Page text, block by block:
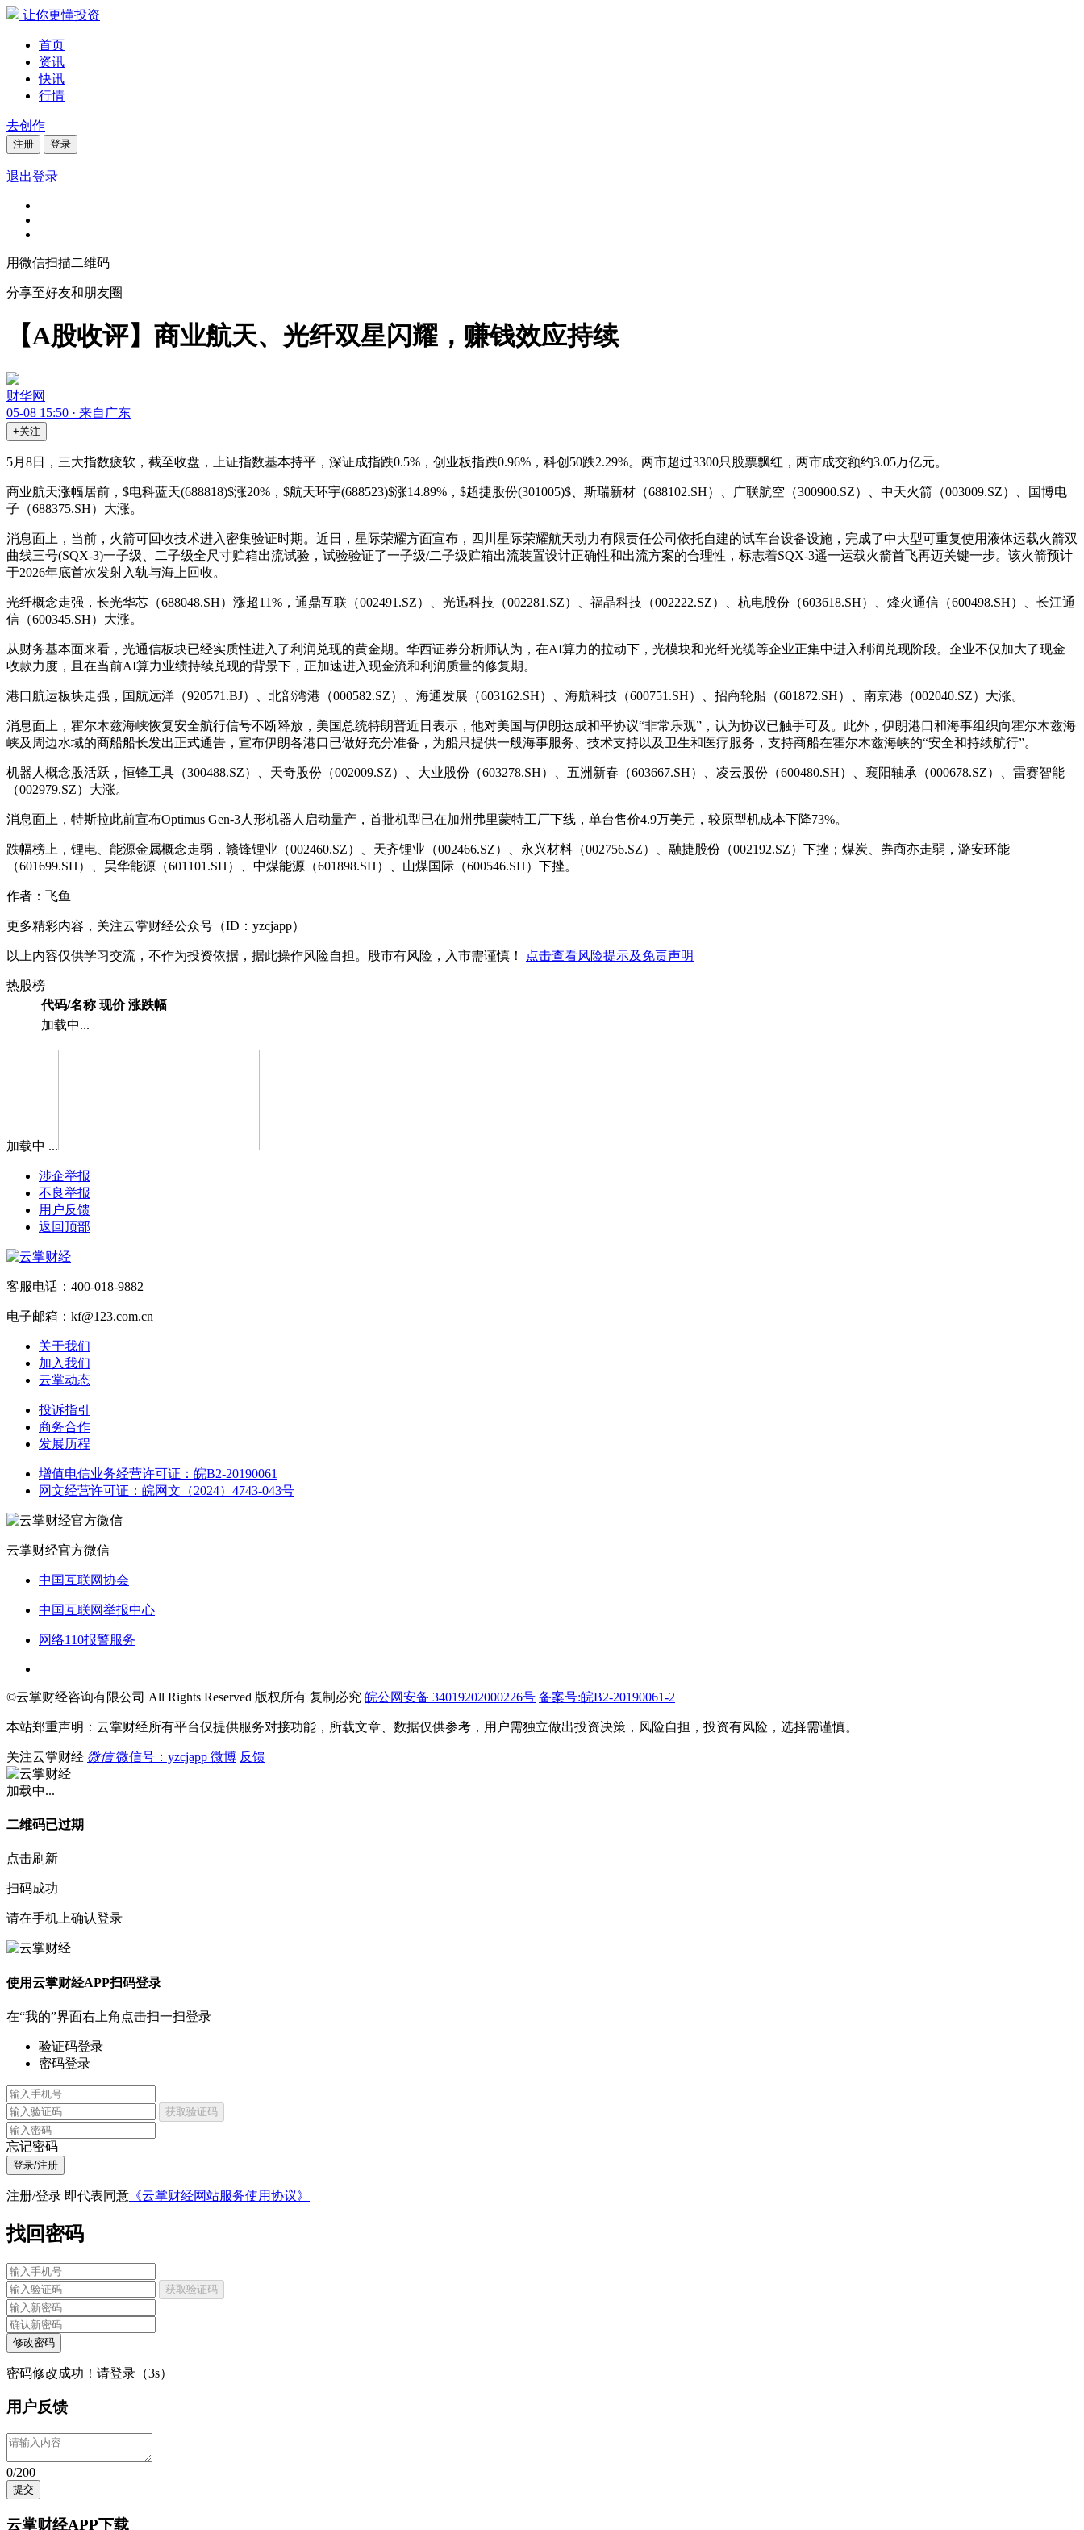
让你更懂投资
首页
资讯
快讯
行情
去创作
注册 登录
退出登录
用微信扫描二维码
分享至好友和朋友圈
【A股收评】商业航天、光纤双星闪耀，赚钱效应持续
财华网
05-08 15:50 · 来自广东
+关注
5月8日，三大指数疲软，截至收盘，上证指数基本持平，深证成指跌0.5%，创业板指跌0.96%，科创50跌2.29%。两市超过3300只股票飘红，两市成交额约3.05万亿元。
商业航天涨幅居前，$电科蓝天(688818)$涨20%，$航天环宇(688523)$涨14.89%，$超捷股份(301005)$、斯瑞新材（688102.SH）、广联航空（300900.SZ）、中天火箭（003009.SZ）、国博电
子（688375.SH）大涨。
消息面上，当前，火箭可回收技术进入密集验证时期。近日，星际荣耀方面宣布，四川星际荣耀航天动力有限责任公司依托自建的试车台设备设施，完成了中大型可重复使用液体运载火箭双
曲线三号(SQX-3)一子级、二子级全尺寸贮箱出流试验，试验验证了一子级/二子级贮箱出流装置设计正确性和出流方案的合理性，标志着SQX-3遥一运载火箭首飞再迈关键一步。该火箭预计
于2026年底首次发射入轨与海上回收。
光纤概念走强，长光华芯（688048.SH）涨超11%，通鼎互联（002491.SZ）、光迅科技（002281.SZ）、福晶科技（002222.SZ）、杭电股份（603618.SH）、烽火通信（600498.SH）、长江通
信（600345.SH）大涨。
从财务基本面来看，光通信板块已经实质性进入了利润兑现的黄金期。华西证券分析师认为，在AI算力的拉动下，光模块和光纤光缆等企业正集中进入利润兑现阶段。企业不仅加大了现金
收款力度，且在当前AI算力业绩持续兑现的背景下，正加速进入现金流和利润质量的修复期。
港口航运板块走强，国航远洋（920571.BJ）、北部湾港（000582.SZ）、海通发展（603162.SH）、海航科技（600751.SH）、招商轮船（601872.SH）、南京港（002040.SZ）大涨。
消息面上，霍尔木兹海峡恢复安全航行信号不断释放，美国总统特朗普近日表示，他对美国与伊朗达成和平协议“非常乐观”，认为协议已触手可及。此外，伊朗港口和海事组织向霍尔木兹海
峡及周边水域的商船船长发出正式通告，宣布伊朗各港口已做好充分准备，为船只提供一般海事服务、技术支持以及卫生和医疗服务，支持商船在霍尔木兹海峡的“安全和持续航行”。
机器人概念股活跃，恒锋工具（300488.SZ）、天奇股份（002009.SZ）、大业股份（603278.SH）、五洲新春（603667.SH）、凌云股份（600480.SH）、襄阳轴承（000678.SZ）、雷赛智能
（002979.SZ）大涨。
消息面上，特斯拉此前宣布Optimus Gen-3人形机器人启动量产，首批机型已在加州弗里蒙特工厂下线，单台售价4.9万美元，较原型机成本下降73%。
跌幅榜上，锂电、能源金属概念走弱，赣锋锂业（002460.SZ）、天齐锂业（002466.SZ）、永兴材料（002756.SZ）、融捷股份（002192.SZ）下挫；煤炭、券商亦走弱，潞安环能
（601699.SH）、昊华能源（601101.SH）、中煤能源（601898.SH）、山煤国际（600546.SH）下挫。
作者：飞鱼
更多精彩内容，关注云掌财经公众号（ID：yzcjapp）
以上内容仅供学习交流，不作为投资依据，据此操作风险自担。股市有风险，入市需谨慎！ 点击查看风险提示及免责声明
热股榜
代码/名称 现价 涨跌幅
加载中...
加载中 ...
涉企举报
不良举报
用户反馈
返回顶部
客服电话：400-018-9882
电子邮箱：kf@123.com.cn
关于我们
加入我们
云掌动态
投诉指引
商务合作
发展历程
增值电信业务经营许可证：皖B2-20190061
网文经营许可证：皖网文（2024）4743-043号
云掌财经官方微信
中国互联网协会
中国互联网举报中心
网络110报警服务
©云掌财经咨询有限公司 All Rights Reserved 版权所有 复制必究 皖公网安备 34019202000226号 备案号:皖B2-20190061-2
本站郑重声明：云掌财经所有平台仅提供服务对接功能，所载文章、数据仅供参考，用户需独立做出投资决策，风险自担，投资有风险，选择需谨慎。
关注云掌财经 微信 微信号：yzcjapp 微博 反馈
加载中...
二维码已过期
点击刷新
扫码成功
请在手机上确认登录
使用云掌财经APP扫码登录
在“我的”界面右上角点击扫一扫登录
验证码登录
密码登录
获取验证码
忘记密码
登录/注册
注册/登录 即代表同意 《云掌财经网站服务使用协议》
找回密码
获取验证码
修改密码
密码修改成功！请登录（3s）
用户反馈
0/200
提交
云掌财经APP下载